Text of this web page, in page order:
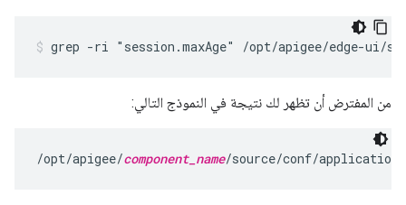
grep -ri "session.maxAge" /opt/apigee/edge-ui/
من المفترض أن تظهر لك نتيجة في النموذج التالي:
/opt/apigee/component_name/source/conf/